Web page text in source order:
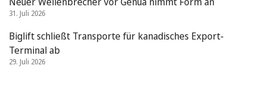
31. Juli 2026
Biglift schließt Transporte für kanadisches Export-
Terminal ab
29. Juli 2026